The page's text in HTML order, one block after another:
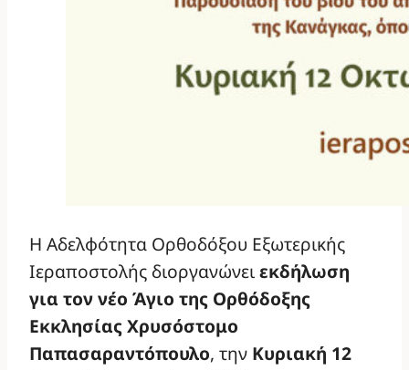
Η Αδελφότητα Ορθοδόξου Εξωτερικής
Ιεραποστολής διοργανώνειεκδήλωση
για τον νέο Άγιο της Ορθόδοξης
Εκκλησίας Χρυσόστομο
Παπασαραντόπουλο, την Κυριακή 12